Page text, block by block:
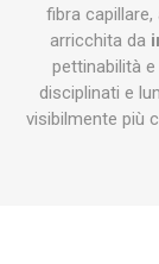
fibra
arricchita da
pettinabilità
disciplinati e
visibilmente più